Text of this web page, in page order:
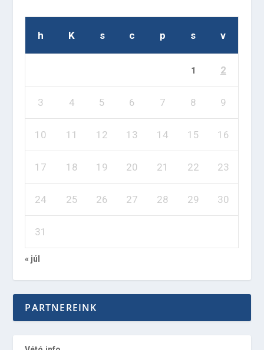
h K s c p s v
1 2
3 4 5 6 7 8 9
10 11 12 13 14 15 16
17 18 19 20 21 22 23
24 25 26 27 28 29 30
31
« júl
PARTNEREINK